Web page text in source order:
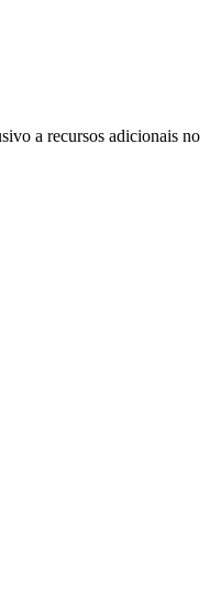
a recursos adicionais no